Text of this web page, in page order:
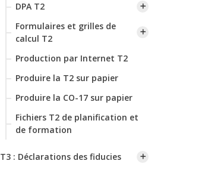
DPA T2
Formulaires et grilles de
calcul T2
Production par Internet T2
Produire la T2 sur papier
Produire la CO-17 sur papier
Fichiers T2 de planification et
de formation
T3 : Déclarations des fiducies